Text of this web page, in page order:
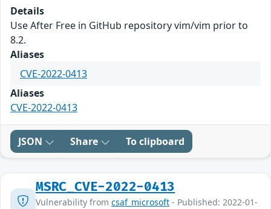
Details
Use After Free in GitHub repository vim/vim prior to
8.2.
Aliases
CVE-2022-0413
Aliases
CVE-2022-0413
JSON Share To clipboard
MSRC_CVE-2022-0413
Vulnerability from csaf_microsoft - Published: 2022-01-